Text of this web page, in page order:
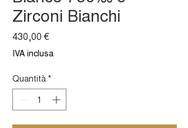
Zirconi Bianchi
430,00 €Prezzo
IVA inclusa
Quantità *